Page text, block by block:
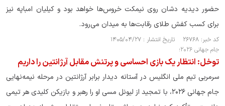
حضور دیدیه دشان روی نیمکت خروس‌ها خواهد بود و کیلیان امباپه نیز
برای کسب کفش طلای رقابت‌ها به میدان می‌رود.
کد خبر: ۲۶۷۶۸ تاریخ انتشار : ۱۴۰۵/۰۴/۲۷
جام جهانی ۲۰۲۶؛
توخل: انتظار یک بازی احساسی و پرتنش مقابل آرژانتین را داریم
سرمربی تیم ملی انگلیس در آستانه دیدار برابر آرژانتین در مرحله نیمه‌نهایی
جام جهانی ۲۰۲۶، با تمجید از لیونل مسی او را رهبر و بازیکن کلیدی هر تیمی